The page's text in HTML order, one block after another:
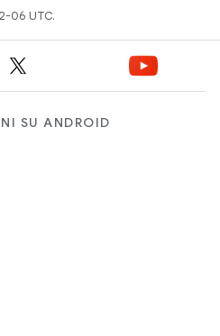
06 UTC.
SU ANDROID